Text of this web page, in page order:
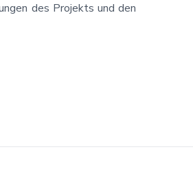
des Projekts und den